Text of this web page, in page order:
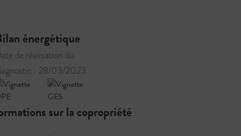
énergétique
de réalisation du
: 28/03/2023
sur la copropriété